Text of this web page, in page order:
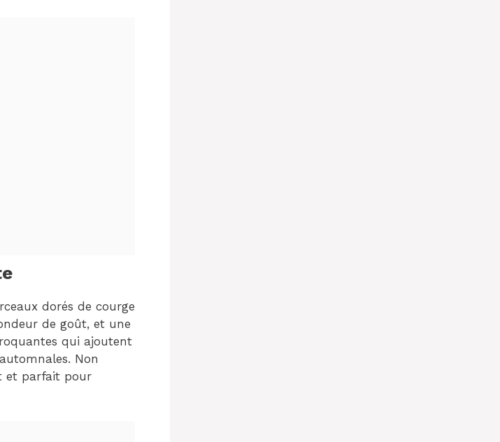
dorés de courge
de goût, et une
qui ajoutent
Non
et parfait pour